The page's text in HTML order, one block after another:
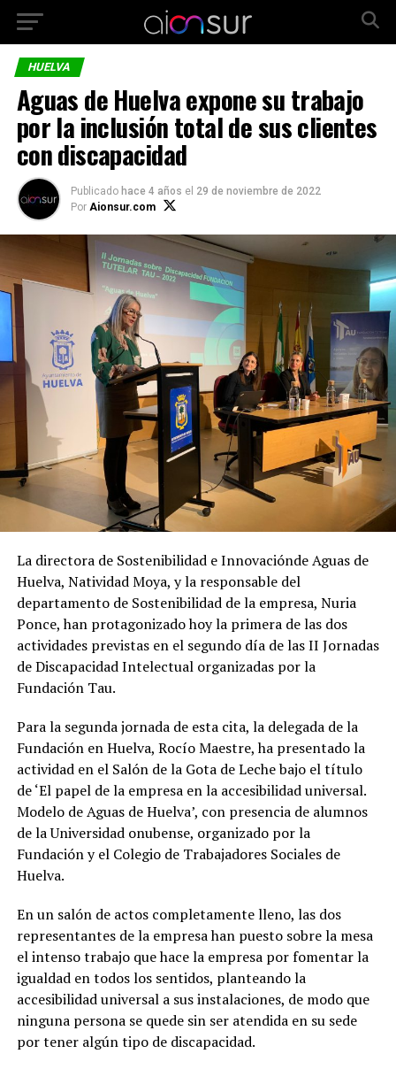
HUELVA
Aguas de Huelva expone su trabajo
por la inclusión total de sus clientes
con discapacidad
Publicado hace 4 años el 29 de noviembre de 2022
Por Aionsur.com
La directora de Sostenibilidad e Innovaciónde Aguas de
Huelva, Natividad Moya, y la responsable del
departamento de Sostenibilidad de la empresa, Nuria
Ponce, han protagonizado hoy la primera de las dos
actividades previstas en el segundo día de las II Jornadas
de Discapacidad Intelectual organizadas por la
Fundación Tau.
Para la segunda jornada de esta cita, la delegada de la
Fundación en Huelva, Rocío Maestre, ha presentado la
actividad en el Salón de la Gota de Leche bajo el título
de ‘El papel de la empresa en la accesibilidad universal.
Modelo de Aguas de Huelva’, con presencia de alumnos
de la Universidad onubense, organizado por la
Fundación y el Colegio de Trabajadores Sociales de
Huelva.
En un salón de actos completamente lleno, las dos
representantes de la empresa han puesto sobre la mesa
el intenso trabajo que hace la empresa por fomentar la
igualdad en todos los sentidos, planteando la
accesibilidad universal a sus instalaciones, de modo que
ninguna persona se quede sin ser atendida en su sede
por tener algún tipo de discapacidad.